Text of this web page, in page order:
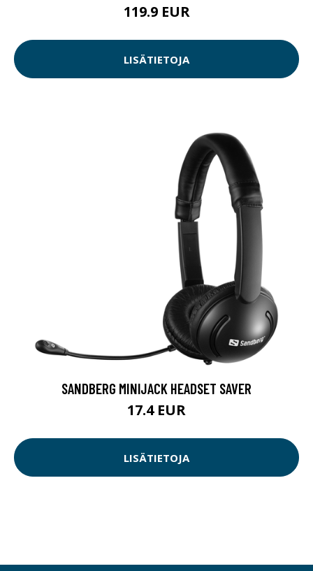
119.9 EUR
LISÄTIETOJA
SANDBERG MINIJACK HEADSET SAVER
17.4 EUR
LISÄTIETOJA